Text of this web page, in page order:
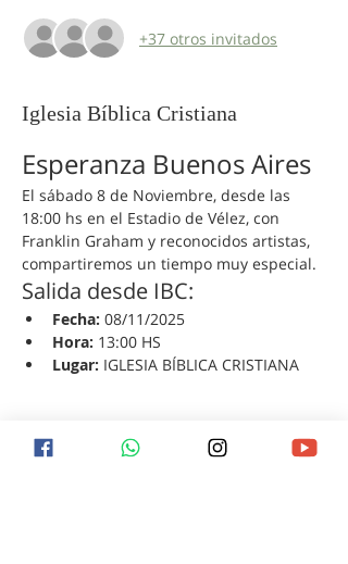
+37 otros invitados
Iglesia Bíblica Cristiana
Esperanza Buenos Aires
El sábado 8 de Noviembre, desde las
18:00 hs en el Estadio de Vélez, con
Franklin Graham y reconocidos artistas,
compartiremos un tiempo muy especial.
Salida desde IBC:
Fecha: 08/11/2025
Hora: 13:00 HS
Lugar: IGLESIA BÍBLICA CRISTIANA